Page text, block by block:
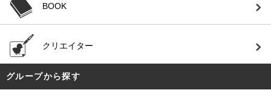
BOOK
クリエイター
グループから探す